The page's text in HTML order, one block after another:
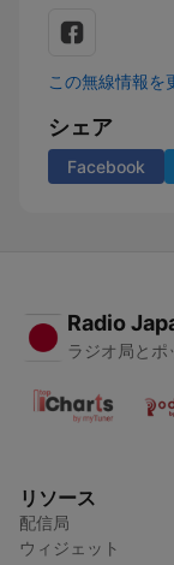
この無線情報を
シェア
Facebook
Radio
ラジオ局とポ
リソース
配信局
ウィジェット